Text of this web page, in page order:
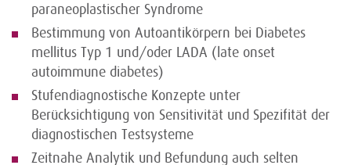
paraneoplastischer Syndrome
Bestimmung von Autoantikörpern bei Diabetes
mellitus Typ 1 und/oder LADA (late onset
autoimmune diabetes)
Stufendiagnostische Konzepte unter
Berücksichtigung von Sensitivität und Spezifität der
diagnostischen Testsysteme
Zeitnahe Analytik und Befundung auch selten